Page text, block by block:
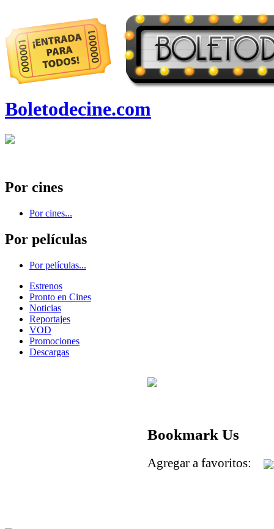
Boletodecine.com
Por cines
Por cines...
Por películas
Por películas...
Estrenos
Pronto en Cines
Noticias
Reportajes
VOD
Promociones
Descargas
Bookmark Us
Agregar a favoritos: